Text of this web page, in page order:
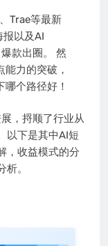
Trae等最新
报以及AI
款出圈。 然
力的突破，
个路径好！
，捋顺了行业从
以下是其中AI短
，收益模式的分
。